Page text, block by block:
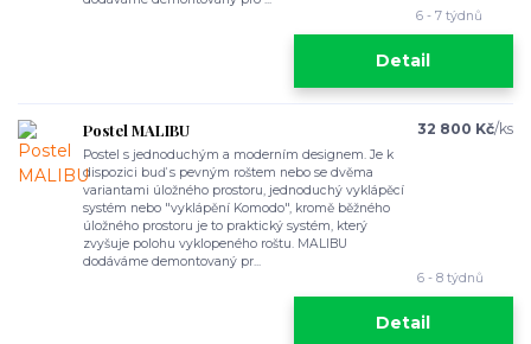
6 - 7 týdnů
Detail
Postel MALIBU
Postel s jednoduchým a moderním designem. Je k
dispozici buď s pevným roštem nebo se dvěma
variantami úložného prostoru, jednoduchý vyklápěcí
systém nebo "vyklápění Komodo", kromě běžného
úložného prostoru je to praktický systém, který
zvyšuje polohu vyklopeného roštu. MALIBU
dodáváme demontovaný pr...
32 800 Kč/ks
6 - 8 týdnů
Detail